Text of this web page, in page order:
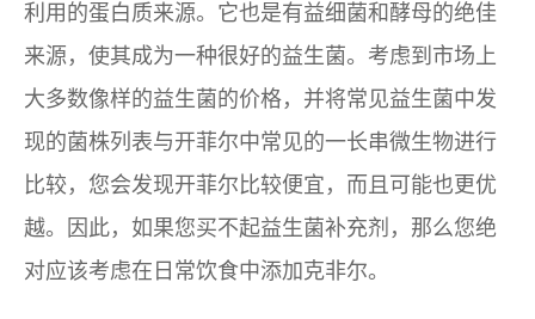
利用的蛋白质来源。它也是有益细菌和酵母的绝佳
来源，使其成为一种很好的益生菌。考虑到市场上
大多数像样的益生菌的价格，并将常见益生菌中发
现的菌株列表与开菲尔中常见的一长串微生物进行
比较，您会发现开菲尔比较便宜，而且可能也更优
越。因此，如果您买不起益生菌补充剂，那么您绝
对应该考虑在日常饮食中添加克非尔。